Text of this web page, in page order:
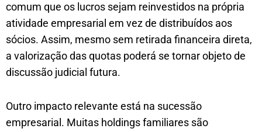
comum que os lucros sejam reinvestidos na própria
atividade empresarial em vez de distribuídos aos
sócios. Assim, mesmo sem retirada financeira direta,
a valorização das quotas poderá se tornar objeto de
discussão judicial futura.
Outro impacto relevante está na sucessão
empresarial. Muitas holdings familiares são